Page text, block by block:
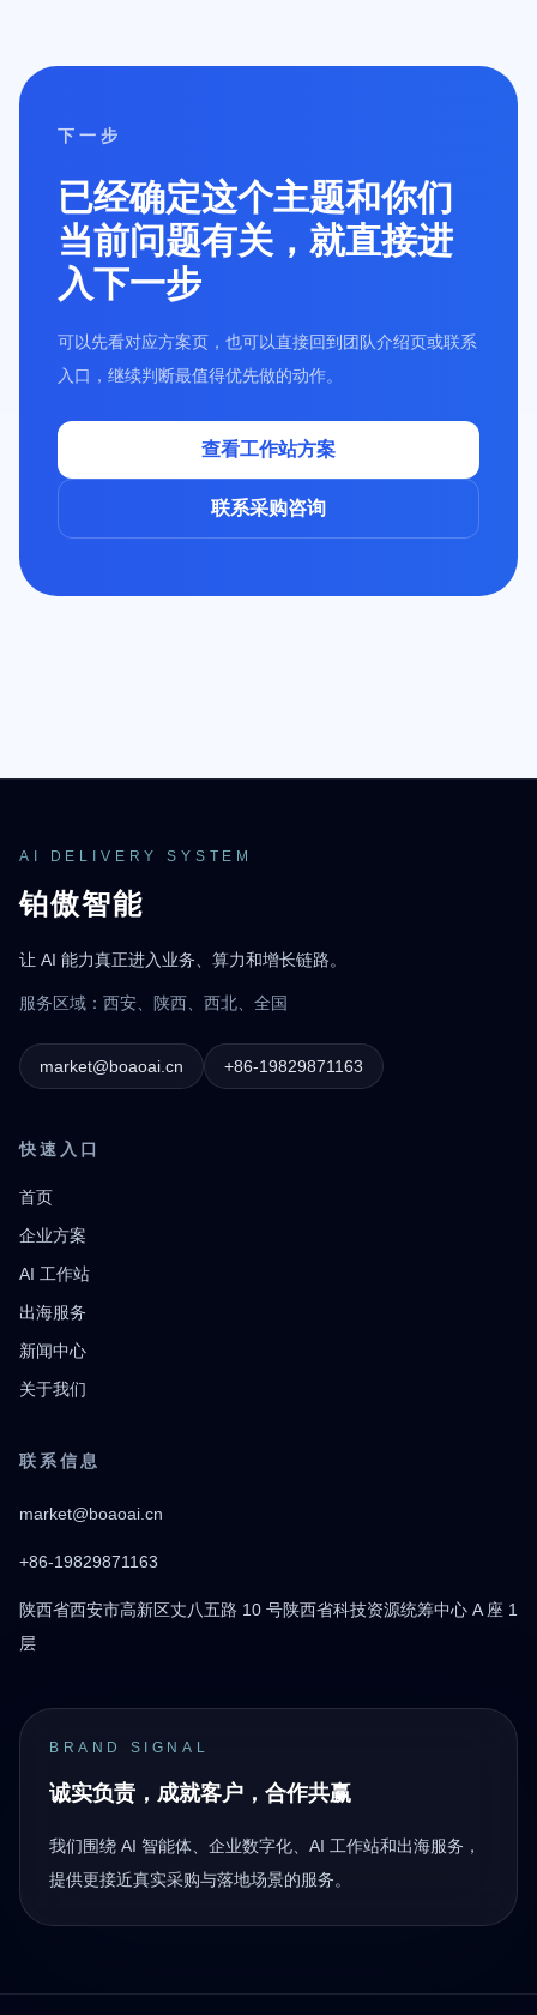
下一步
已经确定这个主题和你们
当前问题有关，就直接进
入下一步
可以先看对应方案页，也可以直接回到团队介绍页或联系
入口，继续判断最值得优先做的动作。
查看工作站方案
联系采购咨询
AI DELIVERY SYSTEM
铂傲智能
让 AI 能力真正进入业务、算力和增长链路。
服务区域：西安、陕西、西北、全国
market@boaoai.cn +86-19829871163
快速入口
首页
企业方案
AI 工作站
出海服务
新闻中心
关于我们
联系信息
market@boaoai.cn
+86-19829871163
陕西省西安市高新区丈八五路 10 号陕西省科技资源统筹中心 A 座 1
层
BRAND SIGNAL
诚实负责，成就客户，合作共赢
我们围绕 AI 智能体、企业数字化、AI 工作站和出海服务，
提供更接近真实采购与落地场景的服务。